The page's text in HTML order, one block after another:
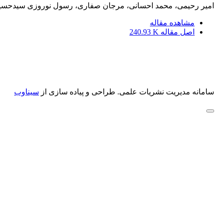
امیر رحیمی، محمد احسانی، مرجان صفاری، رسول نوروزی
مشاهده مقاله
اصل مقاله 240.93 K
سامانه مدیریت نشریات علمی. طراحی و پیاده سازی از سیناوب